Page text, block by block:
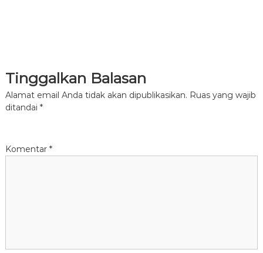
Tinggalkan Balasan
Alamat email Anda tidak akan dipublikasikan. Ruas yang wajib
ditandai *
Komentar *